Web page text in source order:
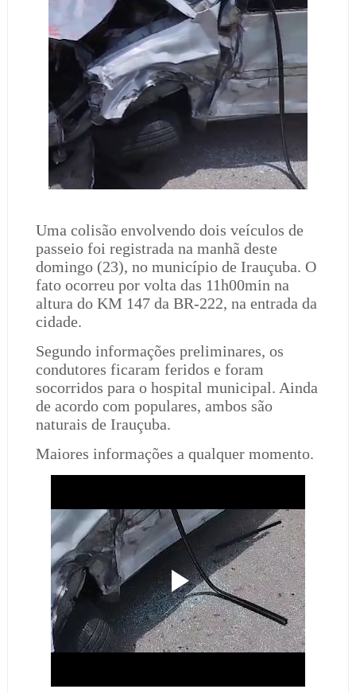
Uma colisão envolvendo dois veículos de
passeio foi registrada na manhã deste
domingo (23), no município de Irauçuba. O
fato ocorreu por volta das 11h00min na
altura do KM 147 da BR-222, na entrada da
cidade.
Segundo informações preliminares, os
condutores ficaram feridos e foram
socorridos para o hospital municipal. Ainda
de acordo com populares, ambos são
naturais de Irauçuba.
Maiores informações a qualquer momento.